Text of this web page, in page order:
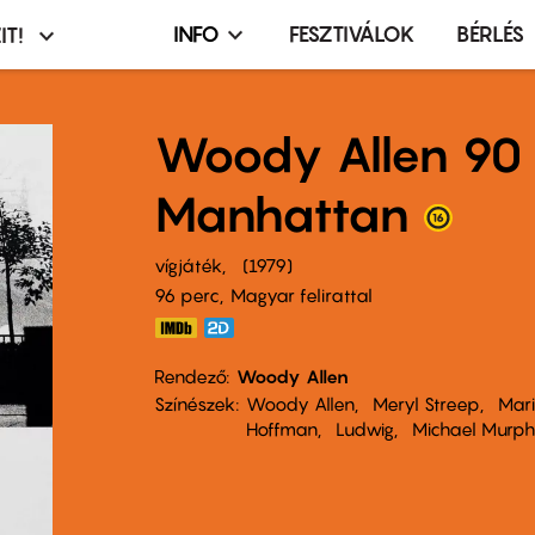
Infó,
terembérlés
menü
INFO FESZTIVÁLOK BÉRLÉS
Woody Allen
Manhattan
vígjáték
1979
96 perc,
Magyar felirattal
Rendező Woody Allen
Színészek
Woody Allen Meryl Streep
Hoffman
Ludwig Michael